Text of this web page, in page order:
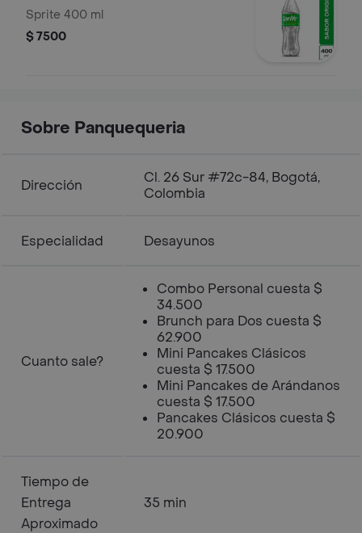
Sprite 400 ml
$ 7500
Sobre Panquequeria
Dirección
Cl. 26 Sur #72c-84, Bogotá,
Colombia
Especialidad Desayunos
Cuanto sale?
Combo Personal cuesta $
34.500
Brunch para Dos cuesta $
62.900
Mini Pancakes Clásicos
cuesta $ 17.500
Mini Pancakes de Arándanos
cuesta $ 17.500
Pancakes Clásicos cuesta $
20.900
Tiempo de
Entrega
Aproximado
35 min